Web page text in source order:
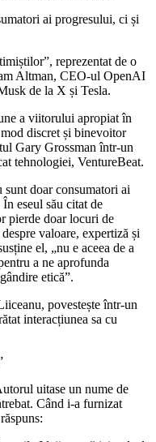
ai progresului, ci și
reprezentat de o
Altman, CEO-ul OpenAI
de la X și Tesla.
a viitorului apropiat în
discret și binevoitor
Gary Grossman într-un
tehnologiei, VentureBeat.
sunt doar consumatori ai
eseul său citat de
pierde doar locuri de
valoare, expertiză și
el, „nu e aceea de a
a ne aprofunda
etică”.
povestește într-un
interacțiunea sa cu
uitase un nume de
Când i-a furnizat